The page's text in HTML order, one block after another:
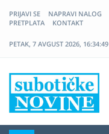
PRIJAVI SE NAPRAVI NALOG
PRETPLATA
KONTAKT
PETAK, 7 AVGUST 2026, 16:34:49